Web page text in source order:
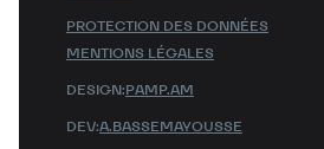
DESIGN:PAMP.AM
DEV:A.BASSEMAYOUSSE
PROTECTION DES DONNÉES
MENTIONS LÉGALES